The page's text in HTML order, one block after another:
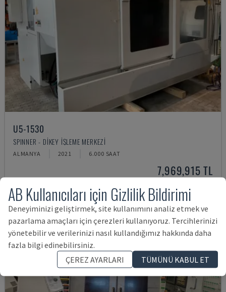
U5-1530
SPINNER - DIKEY İŞLEME MERKEZI
ALMANYA 2021 6.000 SAAT
7,969,915 TL
AB Kullanıcıları için Gizlilik Bildirimi
Deneyiminizi geliştirmek, site kullanımını analiz etmek ve
pazarlama amaçları için çerezleri kullanıyoruz. Tercihlerinizi
yönetebilir ve verilerinizi nasıl kullandığımız hakkında daha
fazla bilgi edinebilirsiniz.
ÇEREZ AYARLARI
TÜMÜNÜ KABUL ET